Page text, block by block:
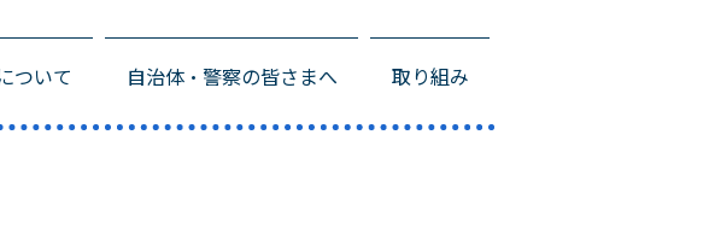
ついて 自治体・警察の皆さまへ 取り組み